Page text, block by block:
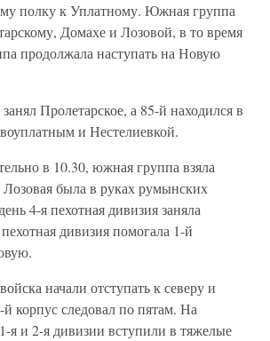
полку к Уплатному. Южная группа
Домахе и Лозовой, в то время
продолжала наступать на Новую
Пролетарское, а 85-й находился в
и Нестелиевкой.
в 10.30, южная группа взяла
была в руках румынских
4-я пехотная дивизия заняла
дивизия помогала 1-й
начали отступать к северу и
й корпус следовал по пятам. На
я и 2-я дивизии вступили в тяжелые